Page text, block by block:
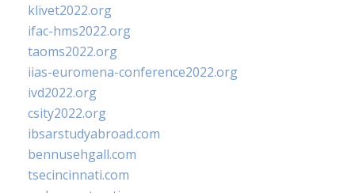
klivet2022.org
ifac-hms2022.org
taoms2022.org
iias-euromena-conference2022.org
ivd2022.org
csity2022.org
ibsarstudyabroad.com
bennusehgall.com
tsecincinnati.com